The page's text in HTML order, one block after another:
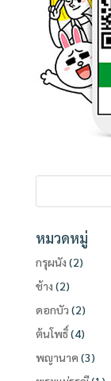
หมวดหมู่
กรุผนัง (2)
ช้าง (2)
ดอกบัว (2)
ต้นโพธิ์(4)
พญานาค (3)